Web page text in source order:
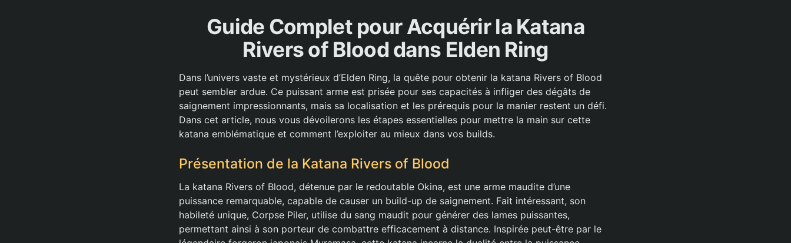
Guide Complet pour Acquérir la Katana
Rivers of Blood dans Elden Ring
Dans l’univers vaste et mystérieux d’Elden Ring, la quête pour obtenir la katana Rivers of Blood
peut sembler ardue. Ce puissant arme est prisée pour ses capacités à infliger des dégâts de
saignement impressionnants, mais sa localisation et les prérequis pour la manier restent un défi.
Dans cet article, nous vous dévoilerons les étapes essentielles pour mettre la main sur cette
katana emblématique et comment l’exploiter au mieux dans vos builds.
Présentation de la Katana Rivers of Blood
La katana Rivers of Blood, détenue par le redoutable Okina, est une arme maudite d’une
puissance remarquable, capable de causer un build-up de saignement. Fait intéressant, son
habileté unique, Corpse Piler, utilise du sang maudit pour générer des lames puissantes,
permettant ainsi à son porteur de combattre efficacement à distance. Inspirée peut-être par le